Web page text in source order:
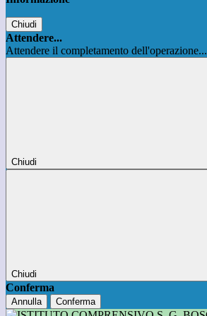
Chiudi
Attendere...
Attendere il completamento dell'operazione...
Chiudi
Chiudi
Conferma
Annulla Conferma